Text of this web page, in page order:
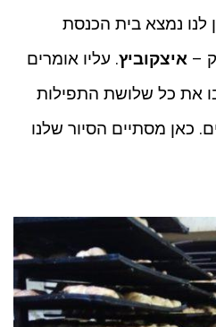
לנו נמצא בית הכנסת
– איצקוביץ. עליו אומרים
את כל שלושת התפילות
כאן מסתיים הסיור שלנו